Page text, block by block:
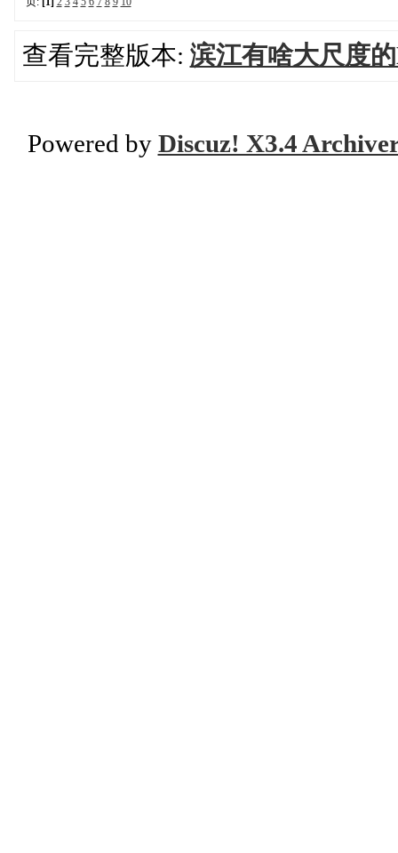
查看完整版本: 滨江有啥大尺度
Powered by Discuz! X3.4